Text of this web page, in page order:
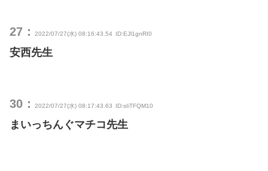
27： 2022/07/27(水) 08:16:43.54 ID:EJl1gnRI0
安西先生
30： 2022/07/27(水) 08:17:43.63 ID:sIiTFQM10
まいっちんぐマチコ先生